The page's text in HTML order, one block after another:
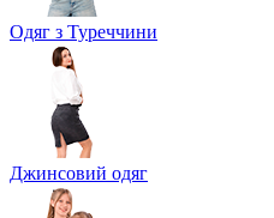
Одяг з Туреччини
Джинсовий одяг